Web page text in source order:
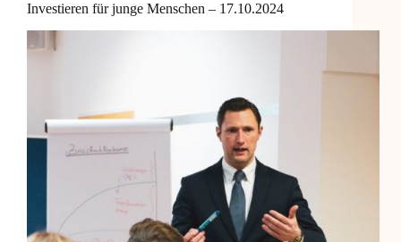
Investieren für junge Menschen – 17.10.2024